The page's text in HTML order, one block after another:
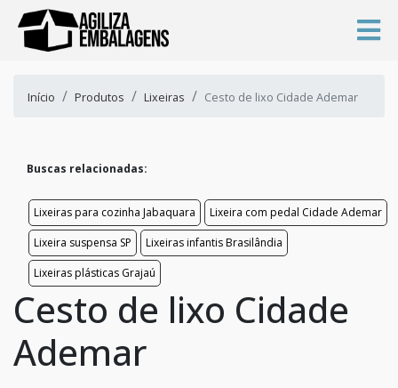
Início Produtos Lixeiras Cesto de lixo Cidade Ademar
Buscas relacionadas:
Lixeiras para cozinha Jabaquara
Lixeira com pedal Cidade Ademar
Lixeira suspensa SP
Lixeiras infantis Brasilândia
Lixeiras plásticas Grajaú
Cesto de lixo Cidade
Ademar